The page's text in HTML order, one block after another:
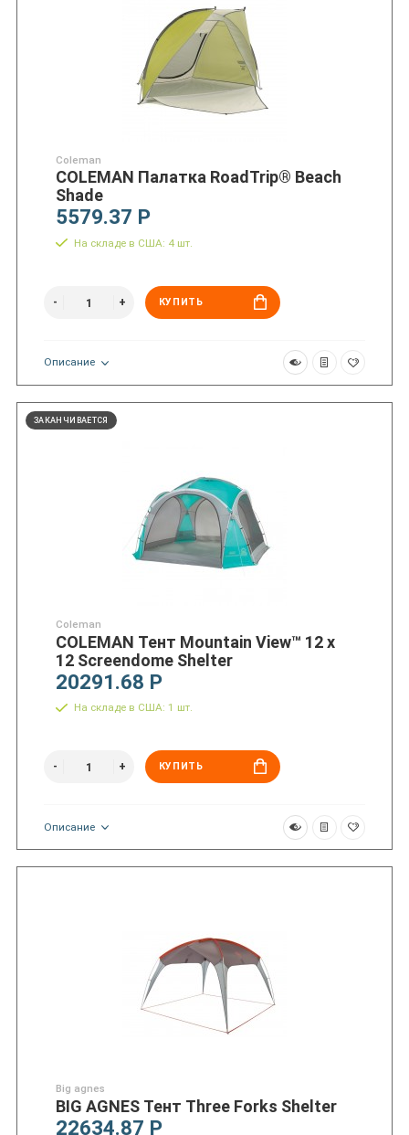
Coleman
COLEMAN Палатка RoadTrip® Beach
Shade
5579.37 Р
На складе в США: 4 шт.
КУПИТЬ
Описание
ЗАКАНЧИВАЕТСЯ
Coleman
COLEMAN Тент Mountain View™ 12 x
12 Screendome Shelter
20291.68 Р
На складе в США: 1 шт.
КУПИТЬ
Описание
Big agnes
BIG AGNES Тент Three Forks Shelter
22634.87 Р